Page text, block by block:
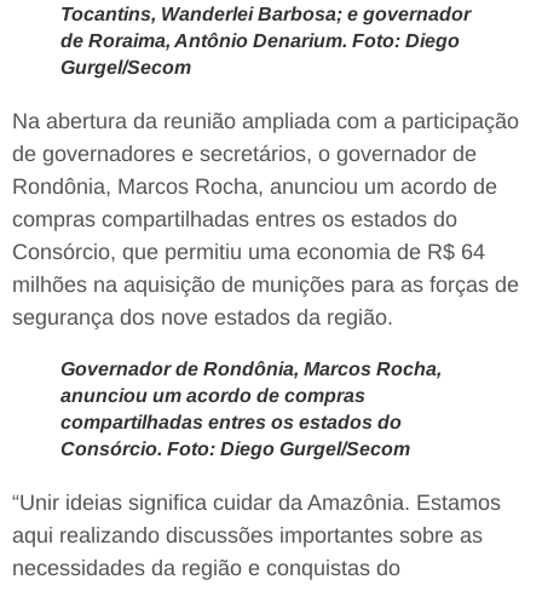
Tocantins, Wanderlei Barbosa; e governador
de Roraima, Antônio Denarium. Foto: Diego
Gurgel/Secom
Na abertura da reunião ampliada com a participação
de governadores e secretários, o governador de
Rondônia, Marcos Rocha, anunciou um acordo de
compras compartilhadas entres os estados do
Consórcio, que permitiu uma economia de R$ 64
milhões na aquisição de munições para as forças de
segurança dos nove estados da região.
Governador de Rondônia, Marcos Rocha,
anunciou um acordo de compras
compartilhadas entres os estados do
Consórcio. Foto: Diego Gurgel/Secom
“Unir ideias significa cuidar da Amazônia. Estamos
aqui realizando discussões importantes sobre as
necessidades da região e conquistas do